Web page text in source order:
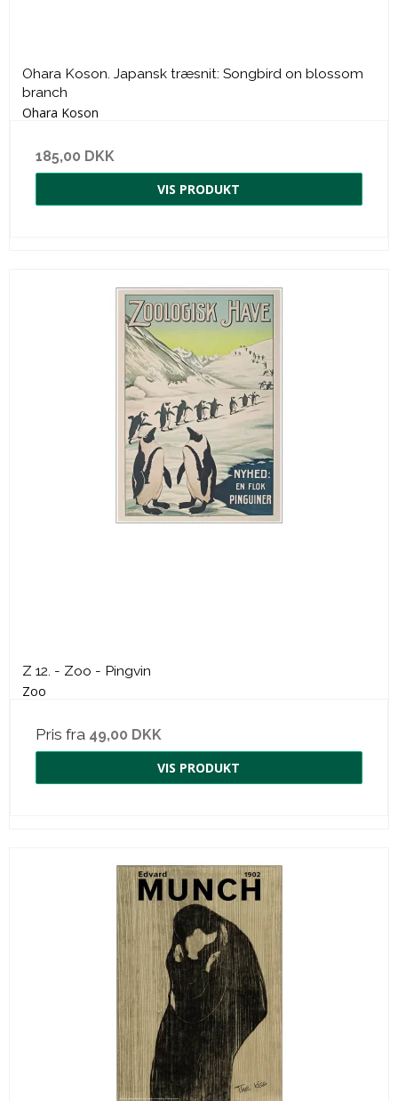
Ohara Koson. Japansk træsnit: Songbird on blossom
branch
Ohara Koson
185,00 DKK
VIS PRODUKT
Z 12. - Zoo - Pingvin
Zoo
Pris fra 49,00 DKK
VIS PRODUKT